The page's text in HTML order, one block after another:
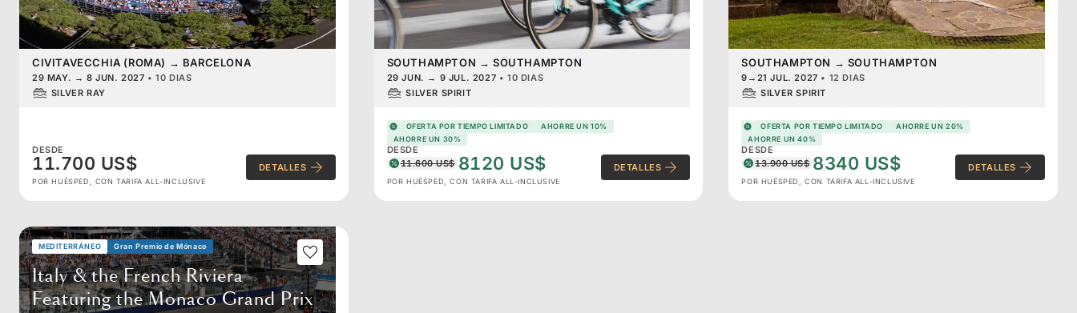
CIVITAVECCHIA (ROMA) → BARCELONA
29 MAY. → 8 JUN. 2027 •10 DIAS
SILVER RAY
DESDE
11.700 US$
POR HUÉSPED, CON TARIFA ALL-INCLUSIVE
DETALLES
SOUTHAMPTON → SOUTHAMPTON
29 JUN. → 9 JUL. 2027 •10 DIAS
SILVER SPIRIT
OFERTA POR TIEMPO LIMITADO
AHORRE UN 10%
AHORRE UN 30%
DESDE
11.600 US$ 8120 US$
POR HUÉSPED, CON TARIFA ALL-INCLUSIVE
DETALLES
SOUTHAMPTON → SOUTHAMPTON
9 → 21 JUL. 2027 • 12 DIAS
SILVER SPIRIT
OFERTA POR TIEMPO LIMITADO
AHORRE UN 20%
AHORRE UN 40%
DESDE
13.900 US$ 8340 US$
POR HUÉSPED, CON TARIFA ALL-INCLUSIVE
DETALLES
MEDITERRÁNEO Gran Premio de Mónaco
Italy & the French Riviera
Featuring the Monaco Grand Prix